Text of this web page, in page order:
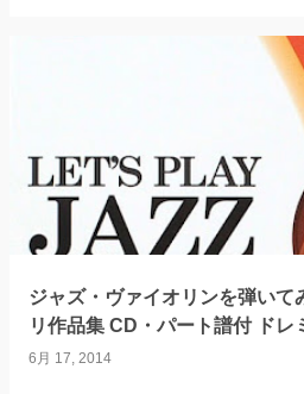
ジャズ・ヴァイオリンを弾いて
リ作品集 CD・パート譜付 ドレ
6月 17, 2014